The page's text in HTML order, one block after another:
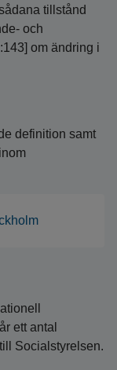
tillstånd
och
om ändring i
definition samt
ett antal
Socialstyrelsen.